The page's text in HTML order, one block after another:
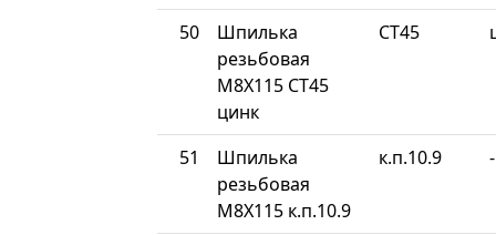
50
Шпилька
резьбовая
М8Х115 СТ45
цинк
СТ45
51
Шпилька
резьбовая
М8Х115 к.п.10.9
к.п.10.9 -